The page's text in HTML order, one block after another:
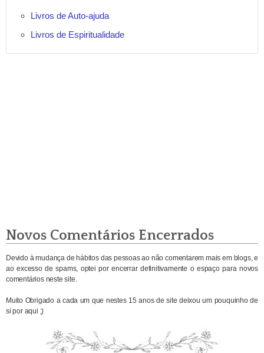
Livros de Auto-ajuda
Livros de Espiritualidade
Novos Comentários Encerrados
Devido à mudança de hábitos das pessoas ao não comentarem mais em blogs, e
ao excesso de spams, optei por encerrar definitivamente o espaço para novos
comentários neste site.
Muito Obrigado a cada um que nestes 15 anos de site deixou um pouquinho de
si por aqui ;)